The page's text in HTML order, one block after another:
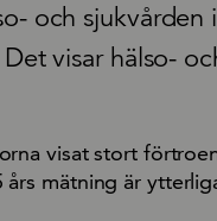
och sjukvården
visar hälso-
visat stort
mätning är